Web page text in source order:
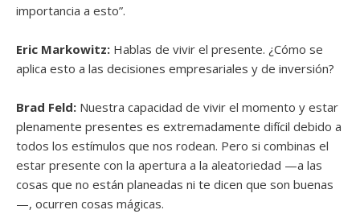
importancia a esto”.
Eric Markowitz: Hablas de vivir el presente. ¿Cómo se
aplica esto a las decisiones empresariales y de inversión?
Brad Feld: Nuestra capacidad de vivir el momento y estar
plenamente presentes es extremadamente difícil debido a
todos los estímulos que nos rodean. Pero si combinas el
estar presente con la apertura a la aleatoriedad —a las
cosas que no están planeadas ni te dicen que son buenas
—, ocurren cosas mágicas.